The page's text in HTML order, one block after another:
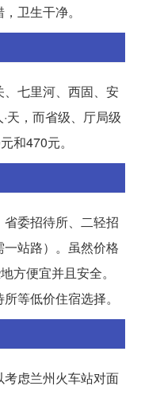
卫生干净。
七里河、西固、安
天，而省级、厅局级
和470元。
委招待所、二轻招
站路）。虽然价格
方便宜并且安全。
等低价住宿选择。
虑兰州火车站对面